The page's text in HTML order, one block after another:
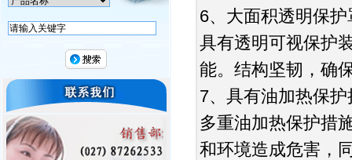
6、大面积透明保护
具有透明可视保护
能。结构坚韧，确
7、具有油加热保护
多重油加热保护措
和环境造成危害，